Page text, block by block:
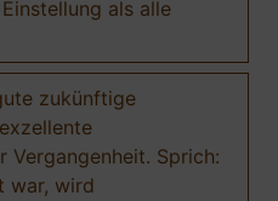
als alle
zukünftige
Vergangenheit. Sprich:
war, wird